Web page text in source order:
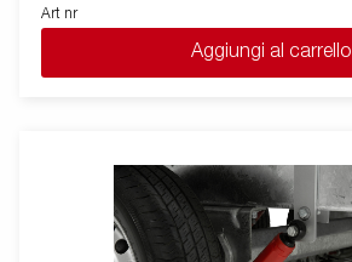
Art nr
Aggiungi al carrello